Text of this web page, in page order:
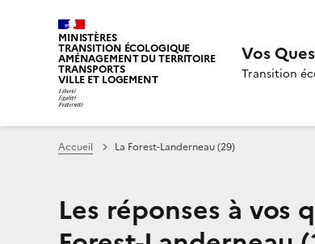
MINISTÈRES
TRANSITION ÉCOLOGIQUE
AMÉNAGEMENT DU TERRITOIRE
TRANSPORTS
VILLE ET LOGEMENT
Vos
Transition
Accueil La Forest-Landerneau (29)
Les réponses à vos